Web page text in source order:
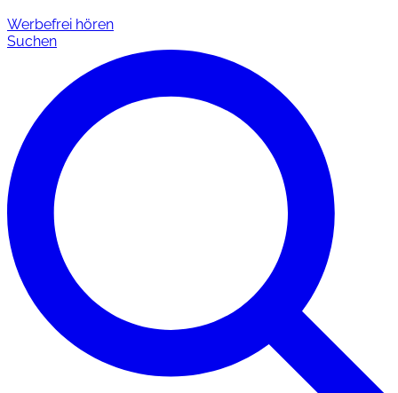
Werbefrei hören
Suchen